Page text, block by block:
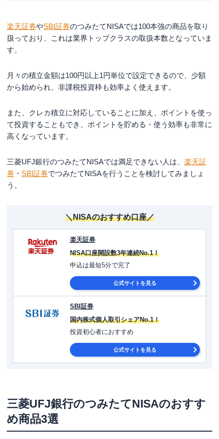
楽天証券やSBI証券のつみたてNISAでは100本強の商品を取り
扱っており、これは業界トップクラスの取扱本数となっていま
す。
月々の積立金額は100円以上1円単位で設定できるので、少額
から始められ、非課税投資枠も効率よく使えます。
また、クレカ積立に対応していることに加え、ポイントを使っ
て投資することもでき、ポイントを貯める・使う効率も非常に
高くなっています。
三菱UFJ銀行のつみたてNISAでは満足できない人は、 楽天証
券 ・ SBI証券でつみたてNISAを行うことを検討してみましょ
う。
＼NISAのおすすめ口座／
楽天証券
NISA口座開設数3年連続No.1！
申込は最短5分で完了
公式サイトを見る
SBI証券
国内株式個人取引シェアNo.1！
投資初心者におすすめ
公式サイトを見る
三菱UFJ銀行のつみたてNISAのおすす
め商品3選